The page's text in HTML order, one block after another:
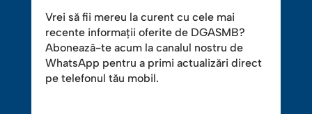
Vrei să fii mereu la curent cu cele mai
recente informații oferite de DGASMB?
Abonează-te acum la canalul nostru de
WhatsApp pentru a primi actualizări direct
pe telefonul tău mobil.